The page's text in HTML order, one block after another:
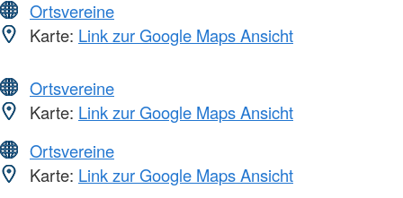
Ortsvereine
Karte: Link zur Google Maps Ansicht
Ortsvereine
Karte: Link zur Google Maps Ansicht
Ortsvereine
Karte: Link zur Google Maps Ansicht